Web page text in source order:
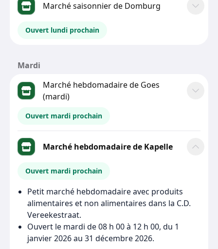
Marché saisonnier de Domburg
Ouvert lundi prochain
Mardi
Marché hebdomadaire de Goes
(mardi)
Ouvert mardi prochain
Marché hebdomadaire de Kapelle
Ouvert mardi prochain
Petit marché hebdomadaire avec produits
alimentaires et non alimentaires dans la C.D.
Vereekestraat.
Ouvert le mardi de 08 h 00 à 12 h 00, du 1
janvier 2026 au 31 décembre 2026.